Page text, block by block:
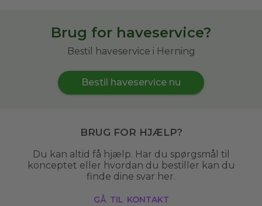
Brug for haveservice?
Bestil haveservice i Herning
Bestil haveservice nu
Brug for hjælp?
Du kan altid få hjælp. Har du spørgsmål til
konceptet eller hvordan du bestiller kan du
finde dine svar her.
gå til kontakt